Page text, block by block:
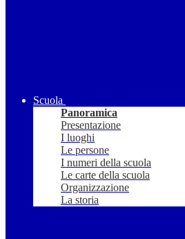
Scuola
Panoramica
Presentazione
I luoghi
Le persone
I numeri della scuola
Le carte della scuola
Organizzazione
La storia